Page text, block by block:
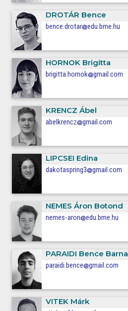
DROTÁR Bence
bence.drotar edu.bme.hu
HORNOK Brigitta
brigitta.hornok gmail.com
KRENCZ Ábel
abelkrencz gmail.com
LIPCSEI Edina
dakotaspring3 gmail.com
NEMES Áron Botond
nemes-aron edu.bme.hu
PARAIDI Bence Barna
paraidi.bence gmail.com
VITEK Márk